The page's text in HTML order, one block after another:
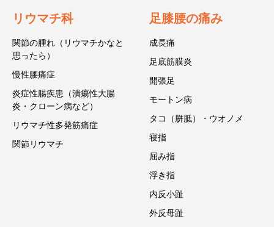
リウマチ科
関節の腫れ（リウマチかなと
思ったら）
慢性腰痛症
炎症性腸疾患（潰瘍性大腸
炎・クローン病など）
リウマチ性多発筋痛症
関節リウマチ
足膝腰の痛み
成長痛
足底筋膜炎
開張足
モートン病
タコ（胼胝）・ウオノメ
寝指
屈み指
浮き指
内反小趾
外反母趾